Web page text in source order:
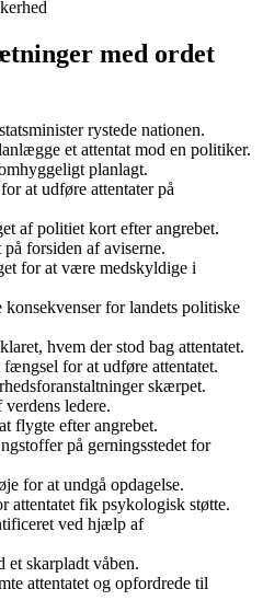
med ordet
rystede nationen.
et attentat mod en politiker.
planlagt.
at udføre attentater på
af politiet kort efter angrebet.
forsiden af aviserne.
for at være medskyldige i
for landets politiske
hvem der stod bag attentatet.
for at udføre attentatet.
skærpet.
ledere.
flygte efter angrebet.
på gerningsstedet for
for at undgå opdagelse.
attentatet fik psykologisk støtte.
ved hjælp af
et skarpladt våben.
attentatet og opfordrede til